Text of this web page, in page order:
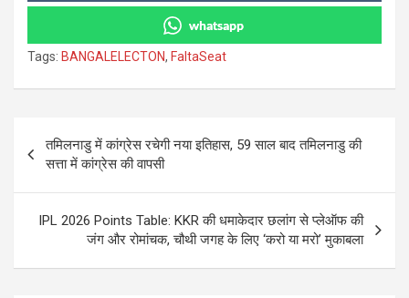
whatsapp
Tags: BANGALELECTON, FaltaSeat
navigation
तमिलनाडु में कांग्रेस रचेगी नया इतिहास, 59 साल बाद तमिलनाडु की
सत्ता में कांग्रेस की वापसी
IPL 2026 Points Table: KKR की धमाकेदार छलांग से प्लेऑफ की
जंग और रोमांचक, चौथी जगह के लिए ‘करो या मरो’ मुकाबला